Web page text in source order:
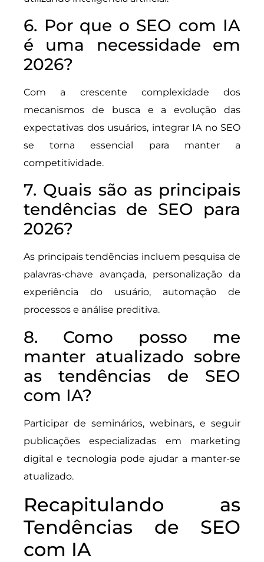
6. Por que o SEO com IA
é uma necessidade em
2026?
Com a crescente complexidade dos
mecanismos de busca e a evolução das
expectativas dos usuários, integrar IA no SEO
se torna essencial para manter a
competitividade.
7. Quais são as principais
tendências de SEO para
2026?
As principais tendências incluem pesquisa de
palavras-chave avançada, personalização da
experiência do usuário, automação de
processos e análise preditiva.
8. Como posso me
manter atualizado sobre
as tendências de SEO
com IA?
Participar de seminários, webinars, e seguir
publicações especializadas em marketing
digital e tecnologia pode ajudar a manter-se
atualizado.
Recapitulando as
Tendências de SEO
com IA